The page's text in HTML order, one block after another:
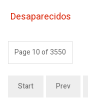
Desaparecidos
Page 10 of 3550
Start Prev